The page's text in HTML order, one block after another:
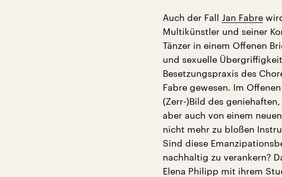
Auch der Fall Jan Fabre
Multikünstler und seiner
Tänzer in einem Offenen
und sexuelle
Besetzungspraxis des
Fabre gewesen. Im
(Zerr-)Bild des
aber auch von einem
nicht mehr zu bloßen
Sind diese
nachhaltig zu verankern?
Elena Philipp mit ihrem